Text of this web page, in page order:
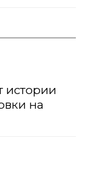
истории
на